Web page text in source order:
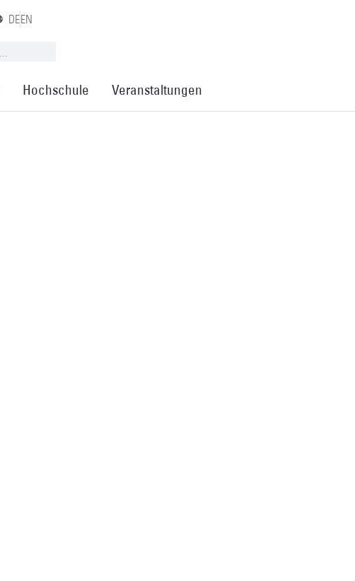
DEEN
Hochschule Veranstaltungen